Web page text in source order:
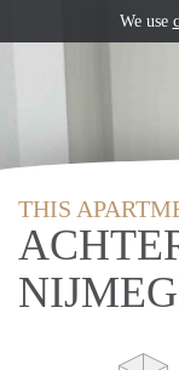
THIS
We use